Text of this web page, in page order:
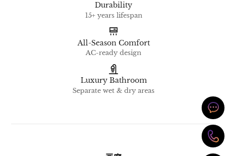
Durability
15+ years lifespan
All-Season Comfort
AC-ready design
Luxury Bathroom
Separate wet & dry areas